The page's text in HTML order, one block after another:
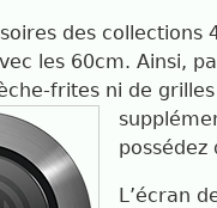
des collections
les 60cm. Ainsi,
frites ni de grilles
possédez
L’écran